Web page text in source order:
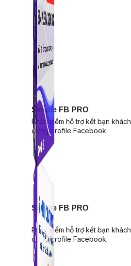
Simple FB PRO
Phần mềm hỗ trợ kết bạn
dựng profile Facebook.
Simple FB PRO
Phần mềm hỗ trợ kết bạn
dựng profile Facebook.